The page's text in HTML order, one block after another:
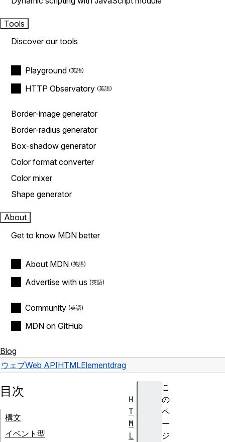
Tools
Discover our tools
Playground
HTTP Observatory
Border-image generator
Border-radius generator
Box-shadow generator
Color format converter
Color mixer
Shape generator
About
Get to know MDN better
About MDN
Advertise with us
Community
MDN on GitHub
Blog
ウェブWeb APIHTMLElementdrag
こ
の
ペ
ー
ジ
目次
構文
イベント型
H
T
M
L